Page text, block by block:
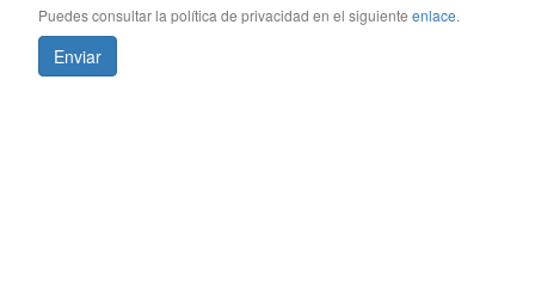
Puedes consultar la política de privacidad en el siguienteenlace.
Enviar